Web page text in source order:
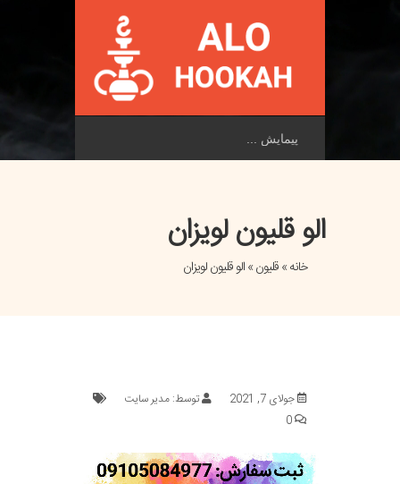
الو قلیون لویزان
خانه»قلیون» الو قلیون لویزان
جولای 7, 2021
توسط: مدیر سایت